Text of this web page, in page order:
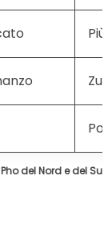
del Nord e del Sud